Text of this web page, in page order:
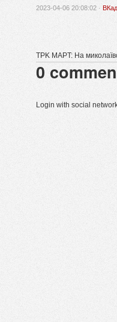
2023-04-06 20:08:02 ·
TPK MAPT: На
0
Login with social